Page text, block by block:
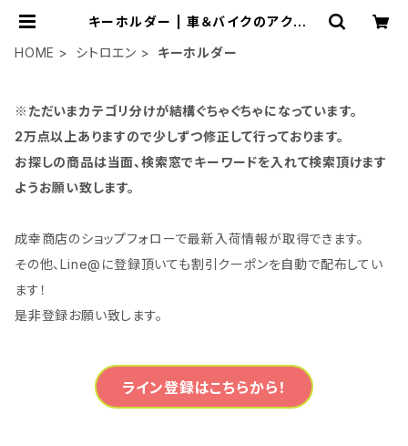
キーホルダー | 車＆バイクのアクセサ
「成幸商店」
HOME シトロエン キーホルダー
※ただいまカテゴリ分けが結構ぐちゃぐちゃになっています。
2万点以上ありますので少しずつ修正して行っております。
お探しの商品は当面、検索窓でキーワードを入れて検索頂けます
ようお願い致します。
成幸商店のショップフォローで最新入荷情報が取得できます。
その他、Line@に登録頂いても割引クーポンを自動で配布してい
ます！
是非登録お願い致します。
ライン登録はこちらから！